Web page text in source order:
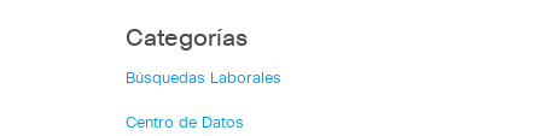
Categorías
Búsquedas Laborales
Centro de Datos